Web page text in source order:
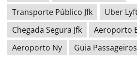
Transporte Público Jfk
Uber
Chegada Segura Jfk
Aeroporto
Aeroporto Ny
Guia